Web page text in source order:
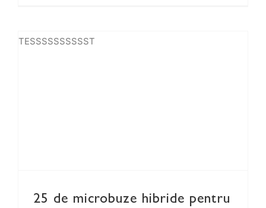
TESSSSSSSSSST
25 de microbuze hibride pentru